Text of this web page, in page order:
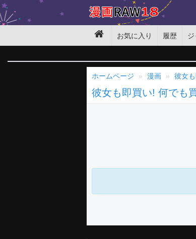
お気に入り 履歴
ホームページ 漫画 彼女
彼女も即買い! 何でも